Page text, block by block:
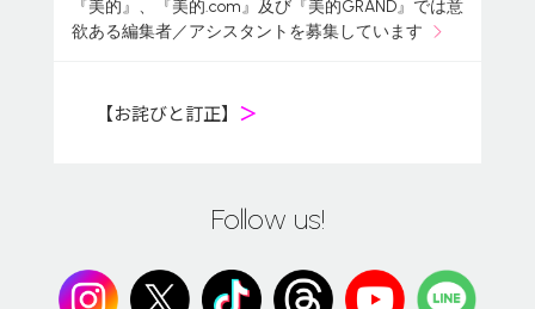
『美的』、『美的.com』及び『美的GRAND』では意
欲ある編集者／アシスタントを募集しています
【お詫びと訂正】 ＞
Follow us!